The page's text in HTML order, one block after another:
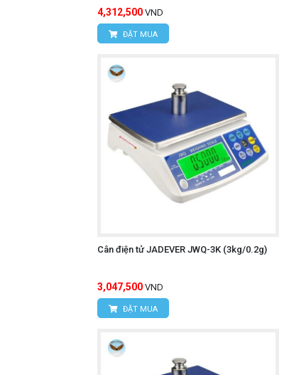
4,312,500 VND
ĐẶT MUA
Cân điện tử JADEVER JWQ-3K (3kg/0.2g)
3,047,500 VND
ĐẶT MUA